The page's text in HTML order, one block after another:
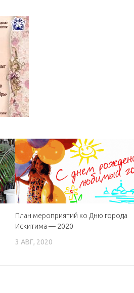
План мероприятий ко Дню города
Искитима — 2020
3 АВГ, 2020